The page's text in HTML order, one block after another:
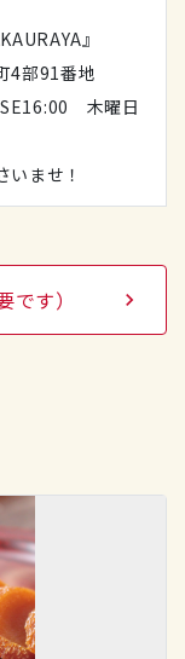
』
4部91番地
木曜日
ませ！
す）